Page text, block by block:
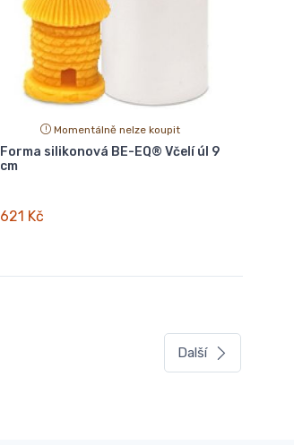
Momentálně nelze koupit
Forma silikonová BE-EQ® Včelí úl 9
cm
621 Kč
Další